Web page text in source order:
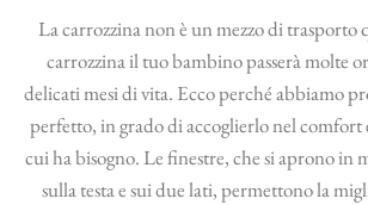
La carrozzina non è un mezzo di
carrozzina il tuo bambino passerà molte
delicati mesi di vita. Ecco perché abbiamo
perfetto, in grado di accoglierlo nel comfort
cui ha bisogno. Le finestre, che si aprono in
sulla testa e sui due lati, permettono la